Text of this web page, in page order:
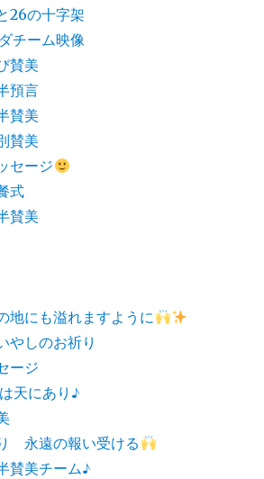
26の十字架
チーム映像
賛美
預言
賛美
賛美
セージ
式
賛美
地にも溢れますように
しのお祈り
ージ
天にあり♪
永遠の報い受ける
賛美チーム♪